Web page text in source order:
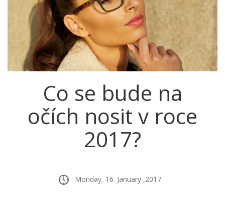
Co se bude na
očích nosit v roce
2017?
Monday, 16. January ,2017